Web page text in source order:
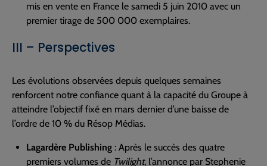
mis en vente en France le samedi 5 juin 2010 avec un
premier tirage de 500 000 exemplaires.
III – Perspectives
Les évolutions observées depuis quelques semaines
renforcent notre confiance quant à la capacité du Groupe à
atteindre l’objectif fixé en mars dernier d’une baisse de
l’ordre de 10 % du Résop Médias.
Lagardère Publishing : Après le succès des quatre
premiers volumes de Twilight, l’annonce par Stephenie